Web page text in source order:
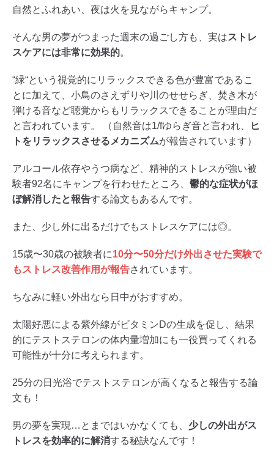
自然とふれあい、夜は火を見ながらキャンプ。
そんな男の夢がつまった週末の過ごし方も、実はストレ
スケアには非常に効果的。
“緑“という視覚的にリラックスできる色が豊富であるこ
とに加えて、小鳥のさえずりや川のせせらぎ、焚き木が
弾ける音など聴覚からもリラックスできることが理由だ
と言われています。 （自然音は1/fゆらぎ音と言われ、
ヒ
トをリラックスさせるメカニズムが報告されています）
アルコール依存やうつ病など、精神的ストレスが強い被
験者92名にキャンプを行わせたところ、 鬱的な症状がほ
ぼ解消したと報告する論文もあるんです。
また、少し外に出るだけでもストレスケアには◎。
15歳〜30歳の被験者に10分〜50分だけ外出させた実験で
もストレス改善作用が報告されています。
ちなみに軽い外出なら日中がおすすめ。
太陽好悪による紫外線がビタミンDの生成を促し、結果
的にテストステロンの体内量増加にも一役買ってくれる
可能性が十分に考えられます。
25分の日光浴でテストステロンが高くなると報告する論
文も！
男の夢を実現…とまではいかなくても、 少しの外出がス
トレスを効率的に解消する秘訣なんです！